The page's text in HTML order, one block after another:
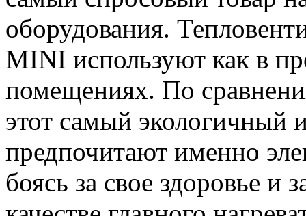
оборудования.
MINI используют как в
помещениях. По
этот самый экологичный
предпочитают именно
боясь за свое здоровье и